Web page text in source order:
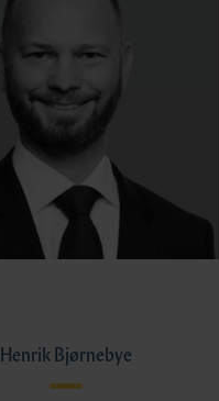
Henrik Bjørnebye